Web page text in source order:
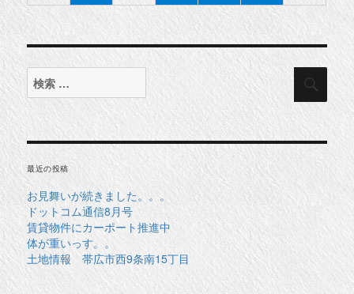
索
対
最近の投稿
お見舞いが続きました。。。
ドットコム通信8月号
賃貸物件にカーポート推進中
体が重いっす。。
土地情報 帯広市西9条南15丁目